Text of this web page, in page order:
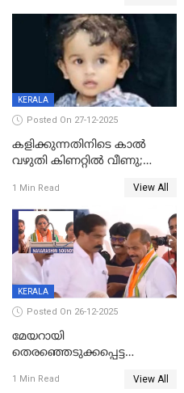
KERALA
Posted On 27-12-2025
കളിക്കുന്നതിനിടെ കാൽ
വഴുതി കിണറ്റിൽ വീണു;
ദാരുണാന്ത്യം
1 Min Read View All
KERALA
Posted On 26-12-2025
മേയറായി
തെരഞ്ഞെടുക്കപ്പെട്ട
ആദ്യ വോട്ട് അസാധു; കണ്ണൂർ
1 Min Read View All